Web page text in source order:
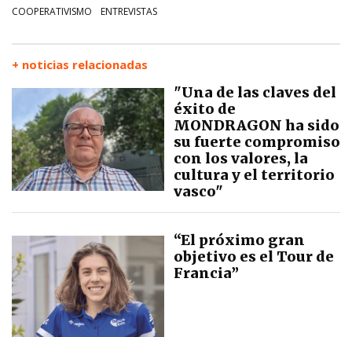
COOPERATIVISMO ENTREVISTAS
+ noticias relacionadas
"Una de las claves del
éxito de
MONDRAGON ha sido
su fuerte compromiso
con los valores, la
cultura y el territorio
vasco"
“El próximo gran
objetivo es el Tour de
Francia”